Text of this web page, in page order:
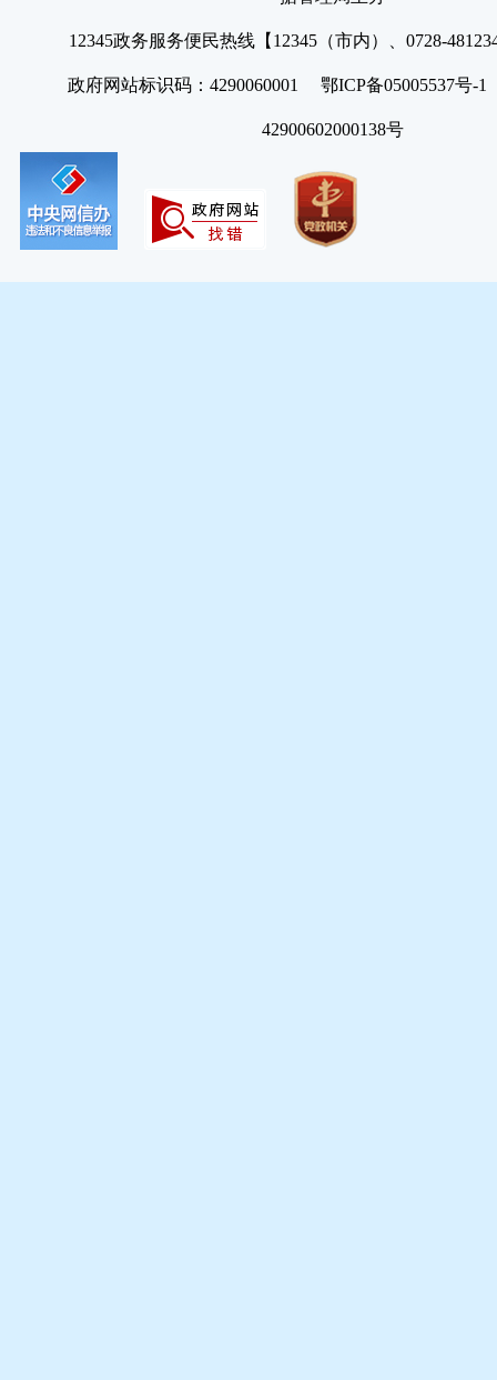
12345政务服务便民热线【12345（市内）、0728-
政府网站标识码：4290060001 鄂ICP备05005537号
42900602000138号